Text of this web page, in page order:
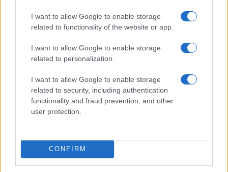
I want to allow Google to enable storage
related to functionality of the website or app.
I want to allow Google to enable storage
related to personalization.
I want to allow Google to enable storage
related to security, including authentication
functionality and fraud prevention, and other
user protection.
CONFIRM